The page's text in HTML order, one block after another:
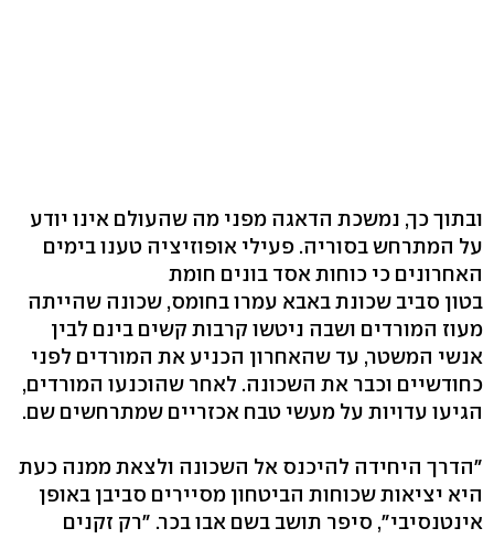
ובתוך כך, נמשכת הדאגה מפני מה שהעולם אינו יודע
על המתרחש בסוריה. פעילי אופוזיציה טענו בימים
האחרונים כי כוחות אסד בונים חומת
בטון סביב שכונת באבא עמרו בחומס, שכונה שהייתה
מעוז המורדים ושבה ניטשו קרבות קשים בינם לבין
אנשי המשטר, עד שהאחרון הכניע את המורדים לפני
כחודשיים וכבר את השכונה. לאחר שהוכנעו המורדים,
הגיעו עדויות על מעשי טבח אכזריים שמתרחשים שם.
"הדרך היחידה להיכנס אל השכונה ולצאת ממנה כעת
היא יציאות שכוחות הביטחון מסיירים סביבן באופן
אינטנסיבי", סיפר תושב בשם אבו בכר. "רק זקנים